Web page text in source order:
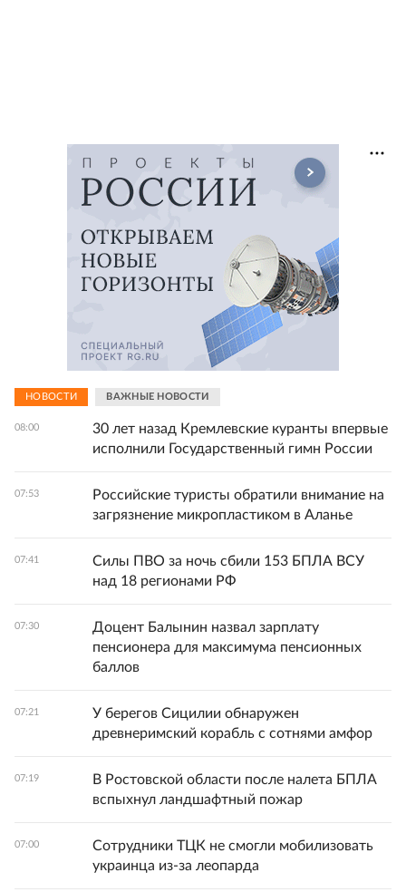
НОВОСТИ ВАЖНЫЕ НОВОСТИ
08:00
30 лет назад Кремлевские куранты впервые
исполнили Государственный гимн России
07:53
Российские туристы обратили внимание на
загрязнение микропластиком в Аланье
07:41
Силы ПВО за ночь сбили 153 БПЛА ВСУ
над 18 регионами РФ
07:30
Доцент Балынин назвал зарплату
пенсионера для максимума пенсионных
баллов
07:21
У берегов Сицилии обнаружен
древнеримский корабль с сотнями амфор
07:19
В Ростовской области после налета БПЛА
вспыхнул ландшафтный пожар
07:00
Сотрудники ТЦК не смогли мобилизовать
украинца из-за леопарда